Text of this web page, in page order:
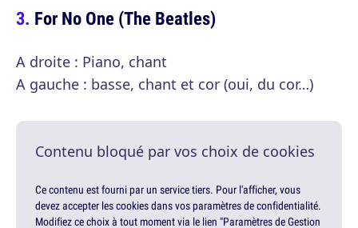
For No One (The Beatles)
A droite : Piano, chant
A gauche : basse, chant et cor (oui, du cor…)
Contenu bloqué par vos choix de cookies
Ce contenu est fourni par un service tiers. Pour l'afficher, vous
devez accepter les cookies dans vos paramètres de confidentialité.
Modifiez ce choix à tout moment via le lien "Paramètres de Gestion